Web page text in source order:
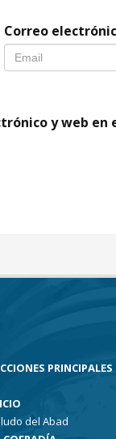
Correo
y web
PRINCIPALES
del Abad